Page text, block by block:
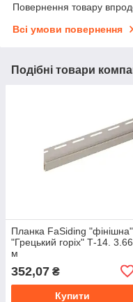
Повернення товару
Всі умови повернення
Подібні товари
Планка FaSiding "фінішна"
"Грецький горіх" Т-14. 3.66
м
352,07 ₴
Купити